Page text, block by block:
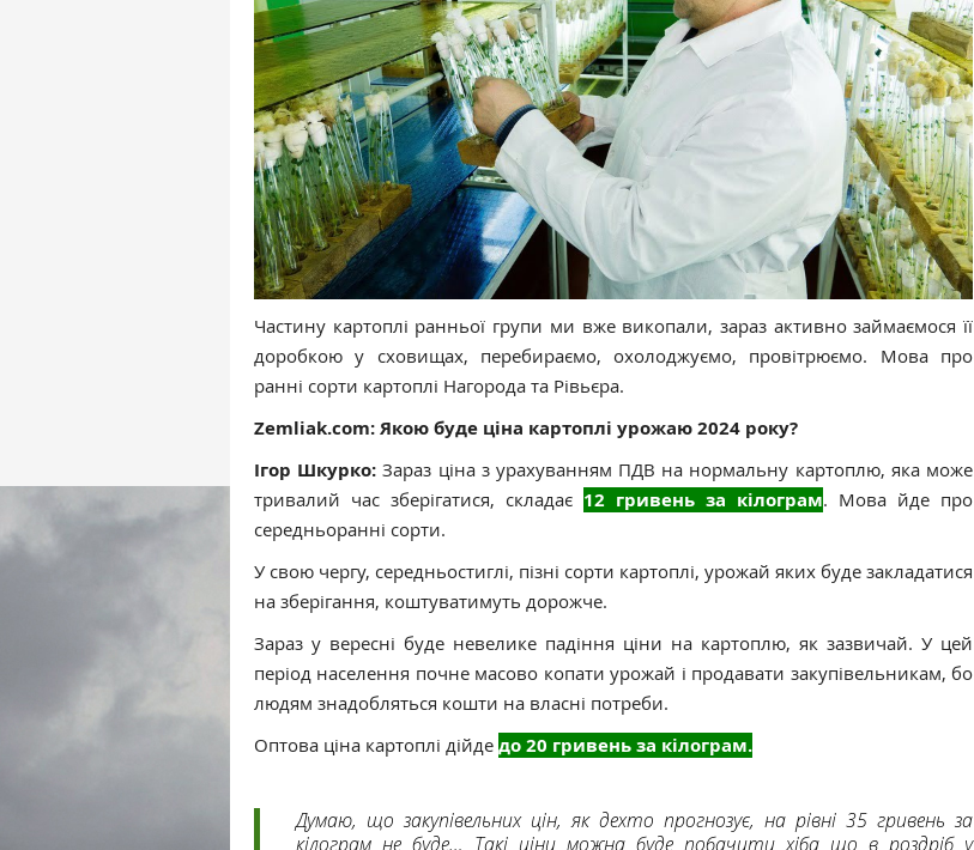
Частину картоплі ранньої групи ми вже викопали, зараз активно займаємося її
доробкою у сховищах, перебираємо, охолоджуємо, провітрюємо. Мова про
ранні сорти картоплі Нагорода та Рівьєра.
Zemliak.com: Якою буде ціна картоплі урожаю 2024 року?
Ігор Шкурко:Зараз ціна з урахуванням ПДВ на нормальну картоплю, яка може
тривалий час зберігатися, складає 12 гривень за кілограм. Мова йде про
середньоранні сорти.
У свою чергу, середньостиглі, пізні сорти картоплі, урожай яких буде закладатися
на зберігання, коштуватимуть дорожче.
Зараз у вересні буде невелике падіння ціни на картоплю, як зазвичай. У цей
період населення почне масово копати урожай і продавати закупівельникам, бо
людям знадобляться кошти на власні потреби.
Оптова ціна картоплі дійде до 20 гривень за кілограм.
Думаю, що закупівельних цін, як дехто прогнозує, на рівні 35 гривень за
кілограм не буде… Такі ціни можна буде побачити хіба що в роздріб у